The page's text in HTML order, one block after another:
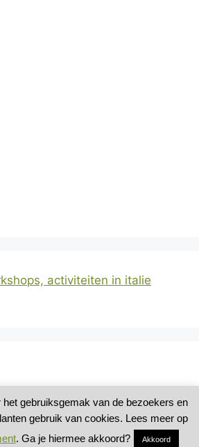
het gebruiksgemak van de bezoekers en
gebruik van cookies. Lees meer op
. Ga je hiermee akkoord? Akkoord